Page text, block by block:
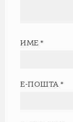
ИМЕ*
Е-ПОШТА*